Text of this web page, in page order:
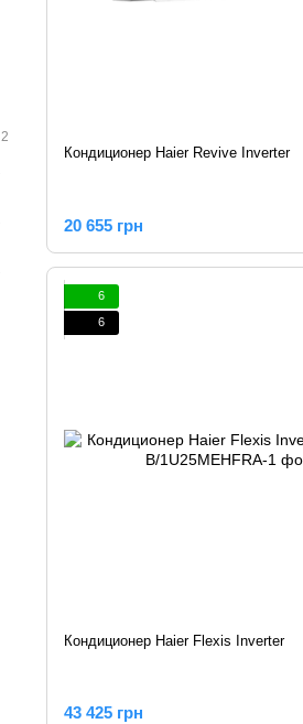
Кондиционер Haier Revive Inverter
20 655 грн
6
6
Кондиционер Haier Flexis Inverter
43 425 грн
2